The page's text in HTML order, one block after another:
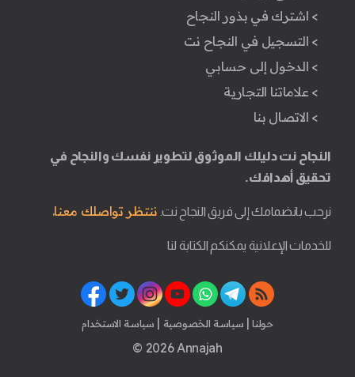
> اشترك في بذور النجاح
> التسجيل في النجاح نت
> الدخول إلى حسابي
> علاماتنا التجارية
> الاتصال بنا
النجاح نت دليلك الموثوق لتطوير نفسك والنجاح في
تحقيق أهدافك.
نرحب بانضمامك إلى فريق النجاح نت. ننتظر تواصلك معنا.
للخدمات الإعلانية يمكنكم الكتابة لنا
حولنا | سياسة الخصوصية | سياسة الاستخدام
© 2026 Annajah